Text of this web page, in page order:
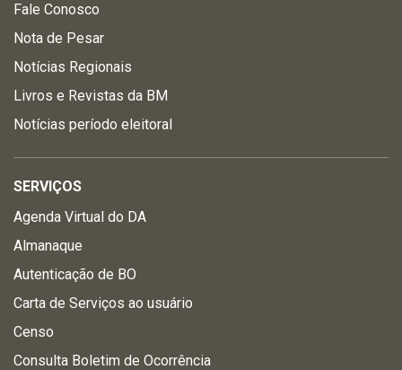
Fale Conosco
Nota de Pesar
Notícias Regionais
Livros e Revistas da BM
Notícias período eleitoral
SERVIÇOS
Agenda Virtual do DA
Almanaque
Autenticação de BO
Carta de Serviços ao usuário
Censo
Consulta Boletim de Ocorrência